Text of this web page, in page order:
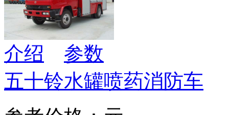
介绍
参数
五十铃水罐喷药消防车